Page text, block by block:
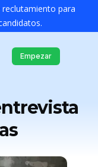
para
Empezar